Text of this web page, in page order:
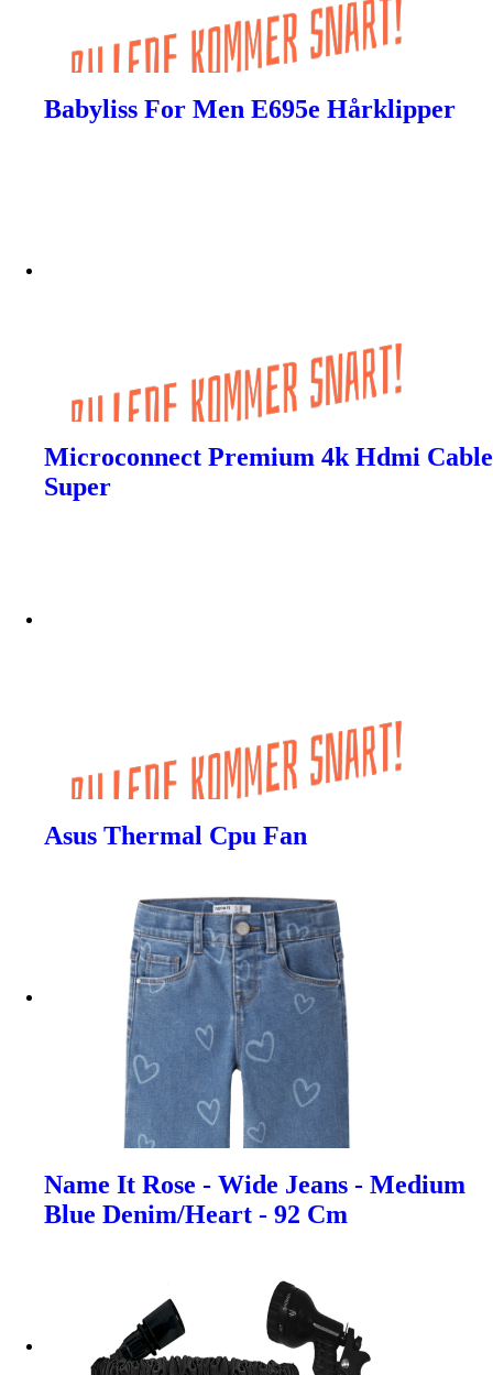
Babyliss For Men E695e Hårklipper
Microconnect Premium 4k Hdmi Cable
Super
Asus Thermal Cpu Fan
Name It Rose - Wide Jeans - Medium
Blue Denim/Heart - 92 Cm